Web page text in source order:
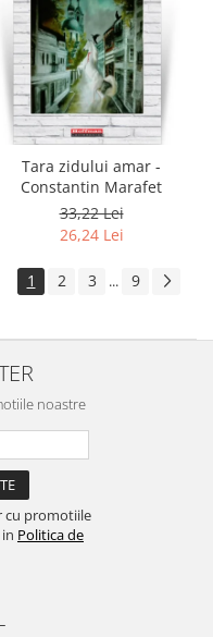
Tara zidului amar -
Constantin Marafet
33,22 Lei
26,24 Lei
1 2 3 ... 9
noastre
cu promotiile
Politica de